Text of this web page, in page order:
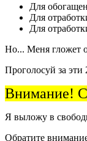
Для
Для
Для
Но... Меня гложет
Проголосуй за эти
Внимание!
Я выложу в
Обратите